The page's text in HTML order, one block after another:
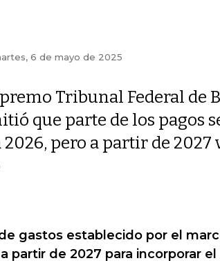
6 de mayo de 2025
Tribunal Federal de
que parte de los pagos
2026, pero a partir de
gastos establecido por el
partir de 2027 para incorporar